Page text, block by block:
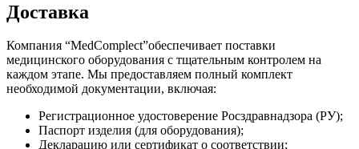
Доставка
Компания “MedComplect”обеспечивает поставки
медицинского оборудования с тщательным контролем на
каждом этапе. Мы предоставляем полный комплект
необходимой документации, включая:
Регистрационное удостоверение Росздравнадзора (РУ);
Паспорт изделия (для оборудования);
Декларацию или сертификат о соответствии;